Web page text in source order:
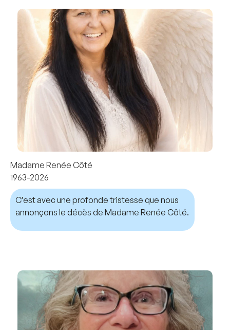
Madame Renée Côté
1963-2026
C’est avec une profonde tristesse que nous
annonçons le décès de Madame Renée Côté.